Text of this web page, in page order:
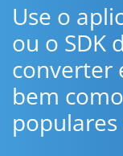
Use o
ou o SDK
converter
bem